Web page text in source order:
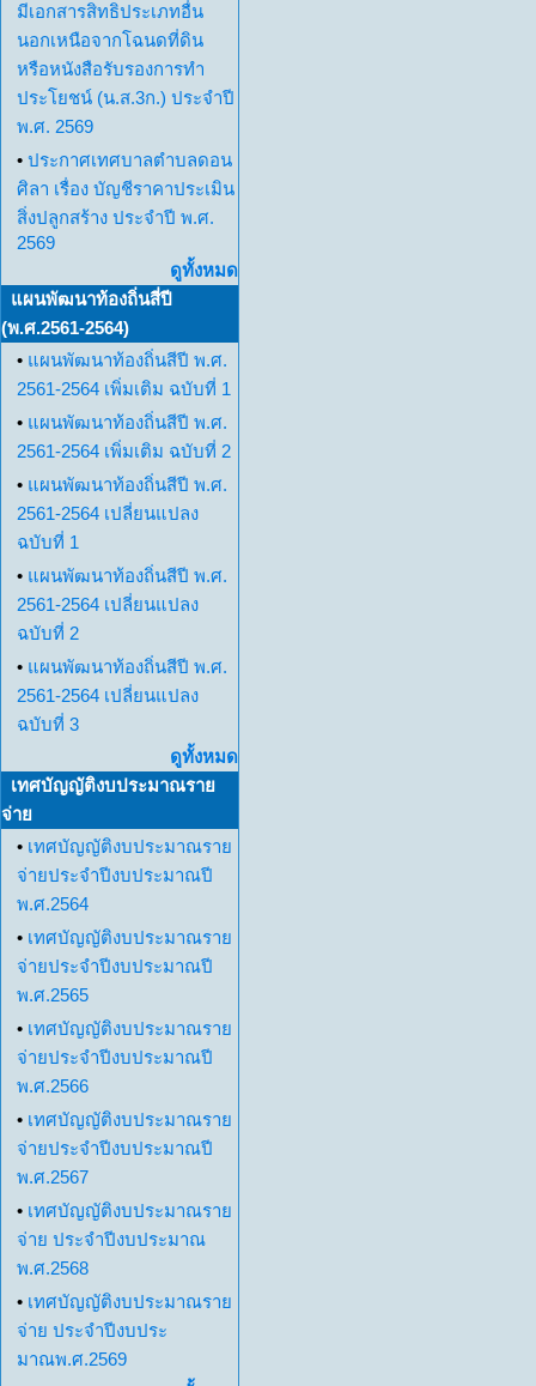
มีเอกสารสิทธิประเภทอื่น
นอกเหนือจากโฉนดที่ดิน
หรือหนังสือรับรองการทำ
ประโยชน์ (น.ส.3ก.) ประจำปี
พ.ศ. 2569
• ประกาศเทศบาลตำบลดอน
ศิลา เรื่อง บัญชีราคาประเมิน
สิ่งปลูกสร้าง ประจำปี พ.ศ.
2569
ดูทั้งหมด
แผนพัฒนาท้องถิ่นสี่ปี
(พ.ศ.2561-2564)
• แผนพัฒนาท้องถิ่นสีปี พ.ศ.
2561-2564 เพิ่มเติม ฉบับที่ 1
• แผนพัฒนาท้องถิ่นสีปี พ.ศ.
2561-2564 เพิ่มเติม ฉบับที่ 2
• แผนพัฒนาท้องถิ่นสีปี พ.ศ.
2561-2564 เปลี่ยนแปลง
ฉบับที่ 1
• แผนพัฒนาท้องถิ่นสีปี พ.ศ.
2561-2564 เปลี่ยนแปลง
ฉบับที่ 2
• แผนพัฒนาท้องถิ่นสีปี พ.ศ.
2561-2564 เปลี่ยนแปลง
ฉบับที่ 3
ดูทั้งหมด
เทศบัญญัติงบประมาณราย
จ่าย
• เทศบัญญัติงบประมาณราย
จ่ายประจำปีงบประมาณปี
พ.ศ.2564
• เทศบัญญัติงบประมาณราย
จ่ายประจำปีงบประมาณปี
พ.ศ.2565
• เทศบัญญัติงบประมาณราย
จ่ายประจำปีงบประมาณปี
พ.ศ.2566
• เทศบัญญัติงบประมาณราย
จ่ายประจำปีงบประมาณปี
พ.ศ.2567
• เทศบัญญัติงบประมาณราย
จ่าย ประจำปีงบประมาณ
พ.ศ.2568
• เทศบัญญัติงบประมาณราย
จ่าย ประจำปีงบประ
มาณพ.ศ.2569